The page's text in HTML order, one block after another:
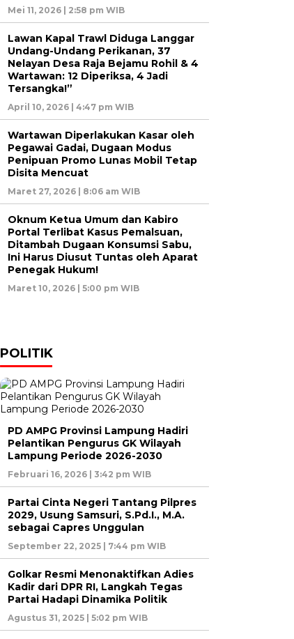
Mei 11, 2026 | 2:58 pm WIB
Lawan Kapal Trawl Diduga Langgar
Undang-Undang Perikanan, 37
Nelayan Desa Raja Bejamu Rohil & 4
Wartawan: 12 Diperiksa, 4 Jadi
Tersangka!”
April 10, 2026 | 4:47 pm WIB
Wartawan Diperlakukan Kasar oleh
Pegawai Gadai, Dugaan Modus
Penipuan Promo Lunas Mobil Tetap
Disita Mencuat
Maret 27, 2026 | 8:06 am WIB
Oknum Ketua Umum dan Kabiro
Portal Terlibat Kasus Pemalsuan,
Ditambah Dugaan Konsumsi Sabu,
Ini Harus Diusut Tuntas oleh Aparat
Penegak Hukum!
Maret 10, 2026 | 5:00 pm WIB
POLITIK
PD AMPG Provinsi Lampung Hadiri
Pelantikan Pengurus GK Wilayah
Lampung Periode 2026-2030
Februari 16, 2026 | 3:42 pm WIB
Partai Cinta Negeri Tantang Pilpres
2029, Usung Samsuri, S.Pd.I., M.A.
sebagai Capres Unggulan
September 22, 2025 | 7:44 pm WIB
Golkar Resmi Menonaktifkan Adies
Kadir dari DPR RI, Langkah Tegas
Partai Hadapi Dinamika Politik
Agustus 31, 2025 | 5:02 pm WIB